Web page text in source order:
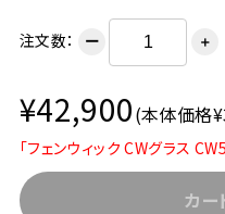
注文数： ー ＋
¥42,900(本体価格
「フェンウィック CWグラス
カー